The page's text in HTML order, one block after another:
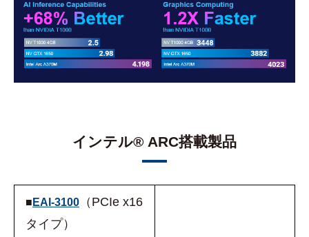
インテル® ARC搭載製品
■ EAI-3100 （PCIe x16
タイプ）